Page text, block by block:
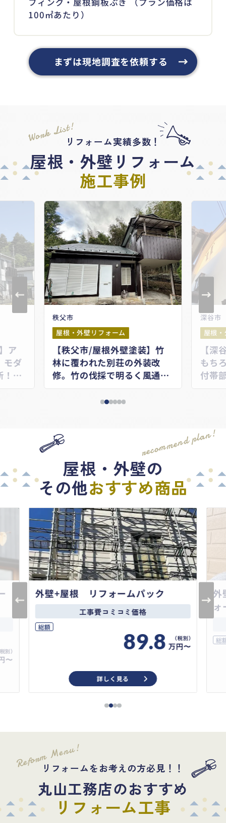
100㎡あたり）
まずは現地調査を依頼する
Work List!リフォーム実績多数！
屋根・外壁リフォーム
施工事例
ア
モダ
！劣
秩父市
屋根・外壁リフォーム
【秩父市/屋根外壁塗装】竹
林に覆われた別荘の外装改
修。竹の伐採で明るく風通し
良くなりました！
深谷市
屋根
【深
もち
付帯
recommend plan!
屋根・外壁の
その他おすすめ商品
〜
外壁+屋根 リフォームパック
工事費コミコミ価格
総額
89.8 万円〜
詳しく見る
外
総
Reform Menu!
リフォームをお考えの方必見！！
丸山工務店のおすすめ
リフォーム工事